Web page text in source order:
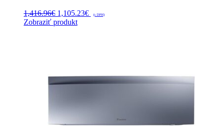
1,416.96€ Pôvodná
cena
1,105.23€Aktuálna
(s DPH)
Zobraziť produkt